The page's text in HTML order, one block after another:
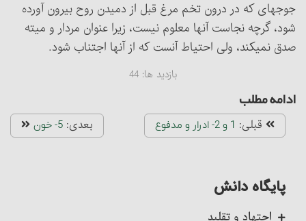
جوجه‏ای که در درون تخم مرغ قبل از دمیدن روح بیرون آورده
شود، گرچه نجاست آنها معلوم نیست، زیرا عنوان مردار و میته
صدق نمی‏کند، ولی احتیاط آنست که از آنها اجتناب شود.
بازدید ها: 44
ادامه مطلب
قبلی: 1 و 2- ادرار و مدفوع‏ بعدی: 5- خون‏
پایگاه دانش
اجتهاد و تقلید